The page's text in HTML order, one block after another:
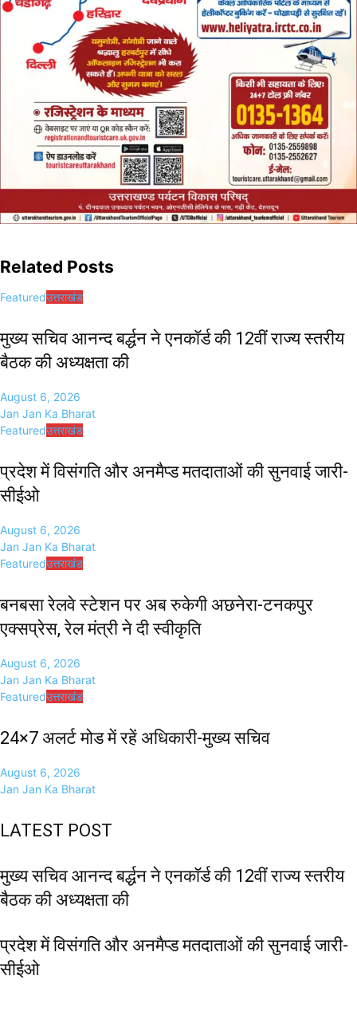
Related Posts
Featuredउत्तराखंड
मुख्य सचिव आनन्द बर्द्धन ने एनकॉर्ड की 12वीं राज्य स्तरीय
बैठक की अध्यक्षता की
August 6, 2026
Jan Jan Ka Bharat
Featuredउत्तराखंड
प्रदेश में विसंगति और अनमैप्ड मतदाताओं की सुनवाई जारी-
सीईओ
August 6, 2026
Jan Jan Ka Bharat
Featuredउत्तराखंड
बनबसा रेलवे स्टेशन पर अब रुकेगी अछनेरा-टनकपुर
एक्सप्रेस, रेल मंत्री ने दी स्वीकृति
August 6, 2026
Jan Jan Ka Bharat
Featuredउत्तराखंड
24×7 अलर्ट मोड में रहें अधिकारी-मुख्य सचिव
August 6, 2026
Jan Jan Ka Bharat
LATEST POST
मुख्य सचिव आनन्द बर्द्धन ने एनकॉर्ड की 12वीं राज्य स्तरीय
बैठक की अध्यक्षता की
प्रदेश में विसंगति और अनमैप्ड मतदाताओं की सुनवाई जारी-
सीईओ